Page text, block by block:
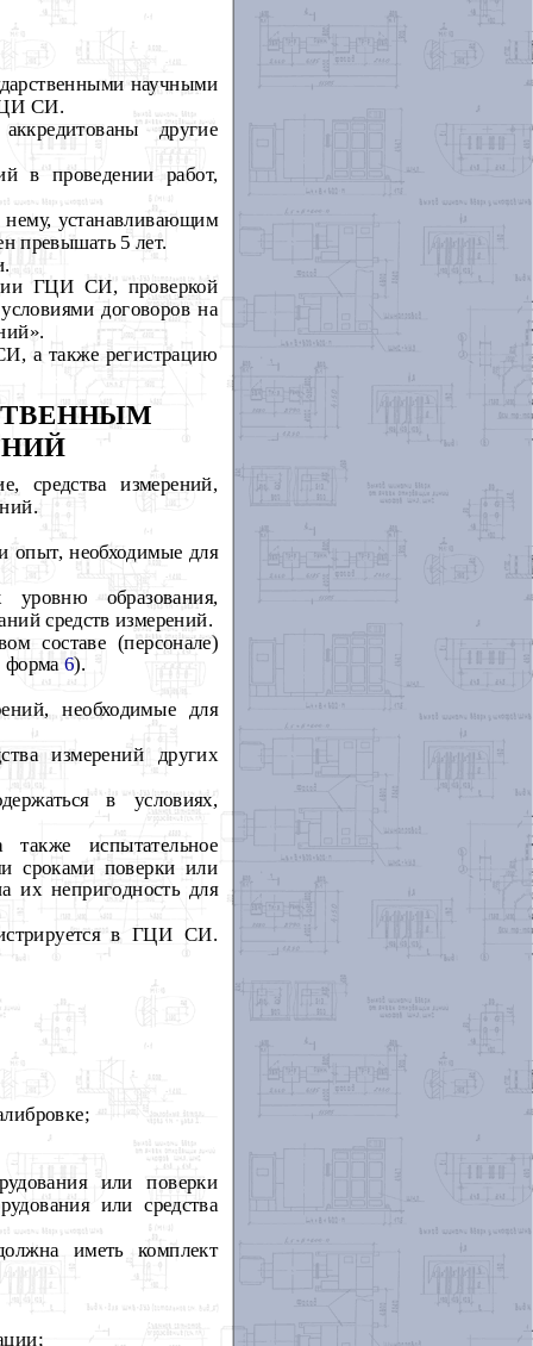
научными
СИ.
другие
в проведении работ,
устанавливающим
превышать 5 лет.
ГЦИ СИ, проверкой
договоров на
а также регистрацию
средства измерений,
опыт, необходимые для
образования,
средств измерений.
составе (персонале)
форма6).
необходимые для
измерений других
в условиях,
испытательное
сроками поверки или
их непригодность для
в ГЦИ СИ.
или поверки
или средства
иметь комплект